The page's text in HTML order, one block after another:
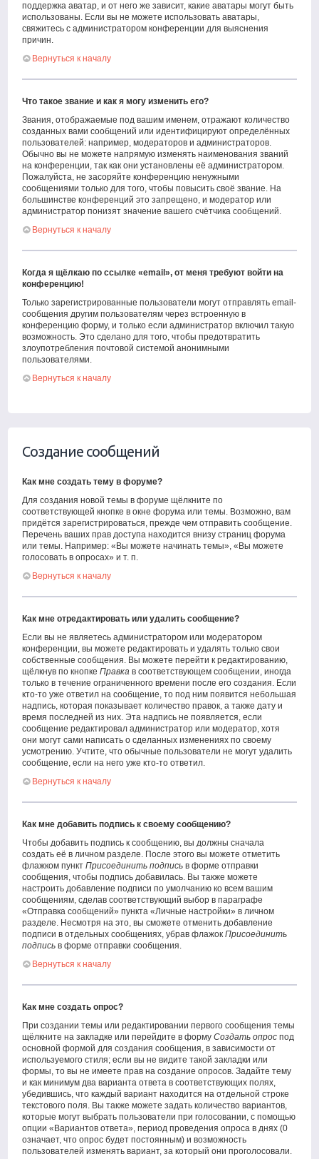
поддержка аватар, и от него же зависит, какие аватары могут быть
использованы. Если вы не можете использовать аватары,
свяжитесь с администратором конференции для выяснения
причин.
Вернуться к началу
Что такое звание и как я могу изменить его?
Звания, отображаемые под вашим именем, отражают количество
созданных вами сообщений или идентифицируют определённых
пользователей: например, модераторов и администраторов.
Обычно вы не можете напрямую изменять наименования званий
на конференции, так как они установлены её администратором.
Пожалуйста, не засоряйте конференцию ненужными
сообщениями только для того, чтобы повысить своё звание. На
большинстве конференций это запрещено, и модератор или
администратор понизят значение вашего счётчика сообщений.
Вернуться к началу
Когда я щёлкаю по ссылке «email», от меня требуют войти на
конференцию!
Только зарегистрированные пользователи могут отправлять email-
сообщения другим пользователям через встроенную в
конференцию форму, и только если администратор включил такую
возможность. Это сделано для того, чтобы предотвратить
злоупотребления почтовой системой анонимными
пользователями.
Вернуться к началу
Создание сообщений
Как мне создать тему в форуме?
Для создания новой темы в форуме щёлкните по
соответствующей кнопке в окне форума или темы. Возможно, вам
придётся зарегистрироваться, прежде чем отправить сообщение.
Перечень ваших прав доступа находится внизу страниц форума
или темы. Например: «Вы можете начинать темы», «Вы можете
голосовать в опросах» и т. п.
Вернуться к началу
Как мне отредактировать или удалить сообщение?
Если вы не являетесь администратором или модератором
конференции, вы можете редактировать и удалять только свои
собственные сообщения. Вы можете перейти к редактированию,
щёлкнув по кнопкеПравка в соответствующем сообщении, иногда
только в течение ограниченного времени после его создания. Если
кто-то уже ответил на сообщение, то под ним появится небольшая
надпись, которая показывает количество правок, а также дату и
время последней из них. Эта надпись не появляется, если
сообщение редактировал администратор или модератор, хотя
они могут сами написать о сделанных изменениях по своему
усмотрению. Учтите, что обычные пользователи не могут удалить
сообщение, если на него уже кто-то ответил.
Вернуться к началу
Как мне добавить подпись к своему сообщению?
Чтобы добавить подпись к сообщению, вы должны сначала
создать её в личном разделе. После этого вы можете отметить
флажком пунктПрисоединить подпись в форме отправки
сообщения, чтобы подпись добавилась. Вы также можете
настроить добавление подписи по умолчанию ко всем вашим
сообщениям, сделав соответствующий выбор в параграфе
«Отправка сообщений» пункта «Личные настройки» в личном
разделе. Несмотря на это, вы сможете отменить добавление
подписи в отдельных сообщениях, убрав флажокПрисоединить
подпись в форме отправки сообщения.
Вернуться к началу
Как мне создать опрос?
При создании темы или редактировании первого сообщения темы
щёлкните на закладке или перейдите в формуСоздать опрос под
основной формой для создания сообщения, в зависимости от
используемого стиля; если вы не видите такой закладки или
формы, то вы не имеете прав на создание опросов. Задайте тему
и как минимум два варианта ответа в соответствующих полях,
убедившись, что каждый вариант находится на отдельной строке
текстового поля. Вы также можете задать количество вариантов,
которые могут выбрать пользователи при голосовании, с помощью
опции «Вариантов ответа», период проведения опроса в днях (0
означает, что опрос будет постоянным) и возможность
пользователей изменять вариант, за который они проголосовали.